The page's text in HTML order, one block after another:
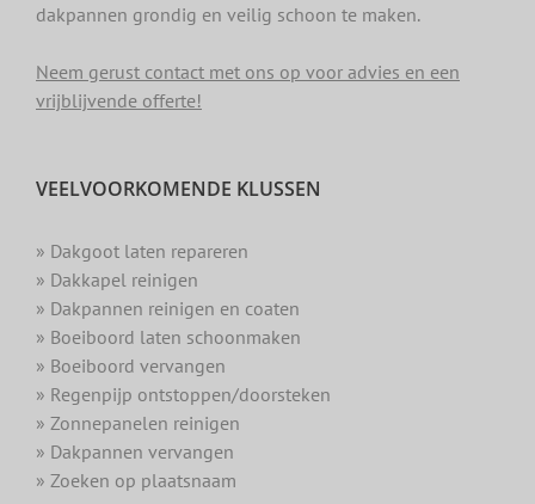
dakpannen grondig en veilig schoon te maken.
Neem gerust contact met ons op voor advies en een
vrijblijvende offerte!
VEELVOORKOMENDE KLUSSEN
» Dakgoot laten repareren
» Dakkapel reinigen
» Dakpannen reinigen en coaten
» Boeiboord laten schoonmaken
» Boeiboord vervangen
» Regenpijp ontstoppen/doorsteken
» Zonnepanelen reinigen
» Dakpannen vervangen
» Zoeken op plaatsnaam